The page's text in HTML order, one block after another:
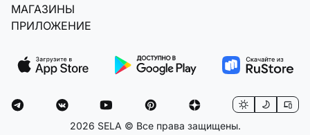
МАГАЗИНЫ
ПРИЛОЖЕНИЕ
2026 SELA © Все права защищены.